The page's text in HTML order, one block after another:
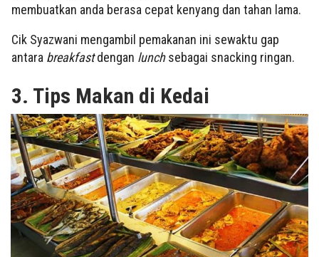
membuatkan anda berasa cepat kenyang dan tahan lama.
Cik Syazwani mengambil pemakanan ini sewaktu gap
antara breakfastdengan lunchsebagai snacking ringan.
3. Tips Makan di Kedai